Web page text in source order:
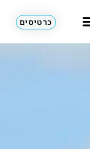
כרטיסים